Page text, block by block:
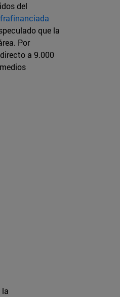
del
que la
Por
a 9.000
la